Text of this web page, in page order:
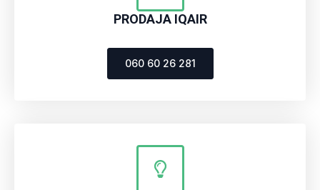
PRODAJA IQAIR
060 60 26 281